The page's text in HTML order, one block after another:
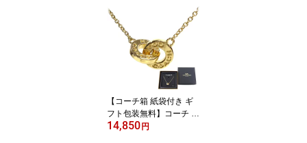
布 CDF-12 IMTYV COAC
H【2026 新作 新品】【C
OACH コーチ】【サイフ
さいふ 財布】【COACH
ブランド サイフ】【楽ギ
フ_包装】【コンビニ受
【コーチ箱 紙袋付き ギ
フト包装無料】コーチ C
OACH ネックレス ダブ
14,850 円